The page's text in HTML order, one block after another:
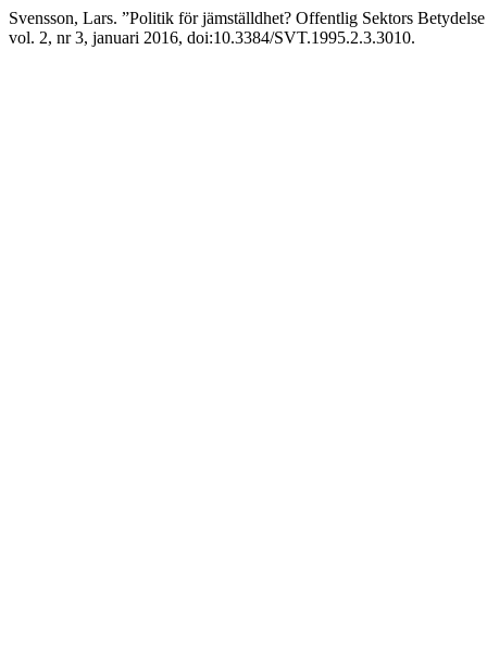
Svensson, Lars. ”Politik för jämställdhet? Offentlig Sektors
vol. 2, nr 3, januari 2016, doi:10.3384/SVT.1995.2.3.3010.